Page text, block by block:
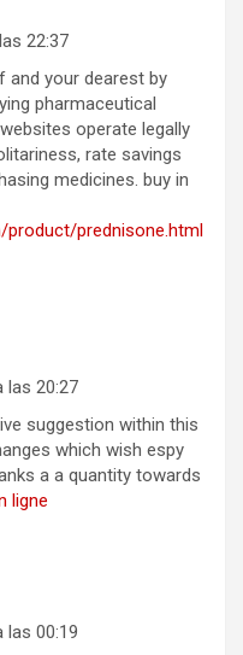
22:37
and your dearest by
pharmaceutical
operate legally
rate savings
medicines. buy in
prednisone.html
las 20:27
suggestion within this
which wish espy
a a quantity towards
ligne
las 00:19